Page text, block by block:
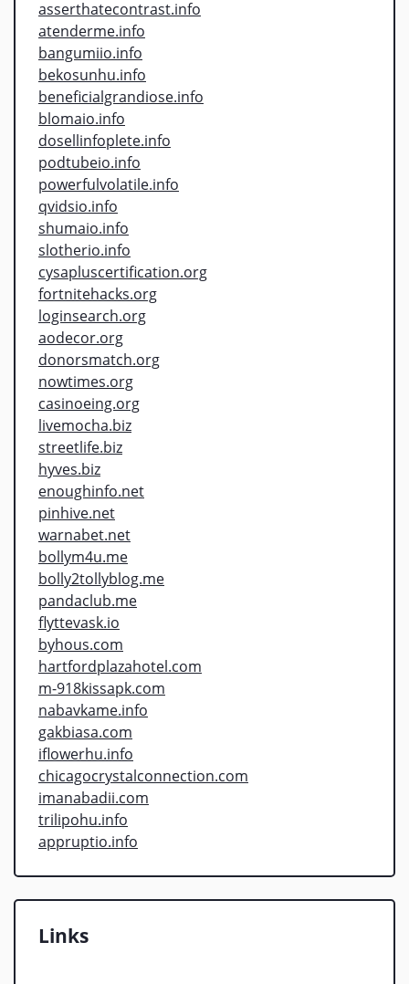
asserthatecontrast.info
atenderme.info
bangumiio.info
bekosunhu.info
beneficialgrandiose.info
blomaio.info
dosellinfoplete.info
podtubeio.info
powerfulvolatile.info
qvidsio.info
shumaio.info
slotherio.info
cysapluscertification.org
fortnitehacks.org
loginsearch.org
aodecor.org
donorsmatch.org
nowtimes.org
casinoeing.org
livemocha.biz
streetlife.biz
hyves.biz
enoughinfo.net
pinhive.net
warnabet.net
bollym4u.me
bolly2tollyblog.me
pandaclub.me
flyttevask.io
byhous.com
hartfordplazahotel.com
m-918kissapk.com
nabavkame.info
gakbiasa.com
iflowerhu.info
chicagocrystalconnection.com
imanabadii.com
trilipohu.info
appruptio.info
Links